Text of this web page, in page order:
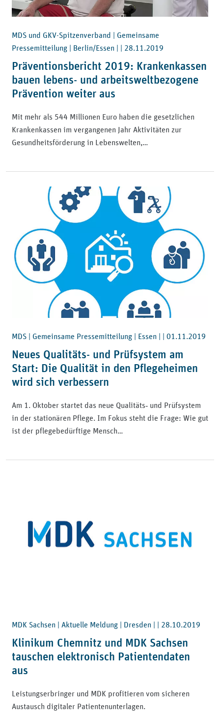
MDS und GKV-Spitzenverband | Gemeinsame
Pressemitteilung | Berlin/Essen | | 28.11.2019
Präventionsbericht 2019: Krankenkassen
bauen lebens- und arbeitsweltbezogene
Prävention weiter aus
Mit mehr als 544 Millionen Euro haben die gesetzlichen
Krankenkassen im vergangenen Jahr Aktivitäten zur
Gesundheitsförderung in Lebenswelten,…
MDS | Gemeinsame Pressemitteilung | Essen | | 01.11.2019
Neues Qualitäts- und Prüfsystem am
Start: Die Qualität in den Pflegeheimen
wird sich verbessern
Am 1. Oktober startet das neue Qualitäts‐ und Prüfsystem
in der stationären Pflege. Im Fokus steht die Frage: Wie gut
ist der pflegebedürftige Mensch…
MDK Sachsen | Aktuelle Meldung | Dresden | | 28.10.2019
Klinikum Chemnitz und MDK Sachsen
tauschen elektronisch Patientendaten
aus
Leistungserbringer und MDK profitieren vom sicheren
Austausch digitaler Patientenunterlagen.